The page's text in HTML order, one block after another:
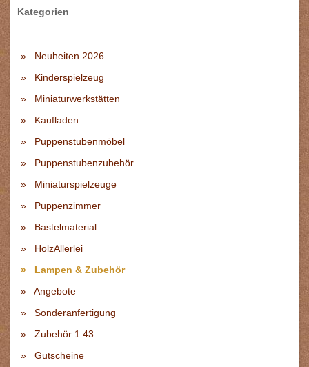
Kategorien
Neuheiten 2026
Kinderspielzeug
Miniaturwerkstätten
Kaufladen
Puppenstubenmöbel
Puppenstubenzubehör
Miniaturspielzeuge
Puppenzimmer
Bastelmaterial
HolzAllerlei
Lampen & Zubehör
Angebote
Sonderanfertigung
Zubehör 1:43
Gutscheine